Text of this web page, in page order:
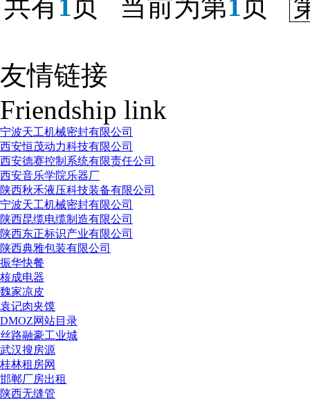
共有1页 当前为第1页
友情链接
Friendship link
宁波天工机械密封有限公司
西安恒茂动力科技有限公司
西安德赛控制系统有限责任公司
西安音乐学院乐器厂
陕西秋禾液压科技装备有限公司
宁波天工机械密封有限公司
陕西昆缆电缆制造有限公司
陕西东正标识产业有限公司
陕西典雅包装有限公司
振华快餐
核成电器
魏家凉皮
袁记肉夹馍
DMOZ网站目录
丝路融豪工业城
武汉搜房源
桂林租房网
邯郸厂房出租
陕西无缝管